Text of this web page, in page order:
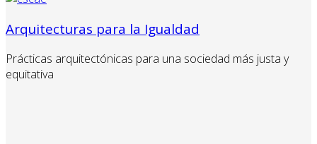
Arquitecturas para la Igualdad
Prácticas arquitectónicas para una sociedad más justa y
equitativa